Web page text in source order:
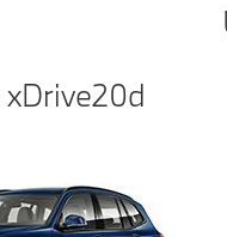
xDrive20d